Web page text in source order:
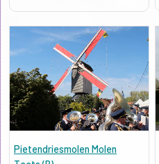
Pietendriesmolen Molen